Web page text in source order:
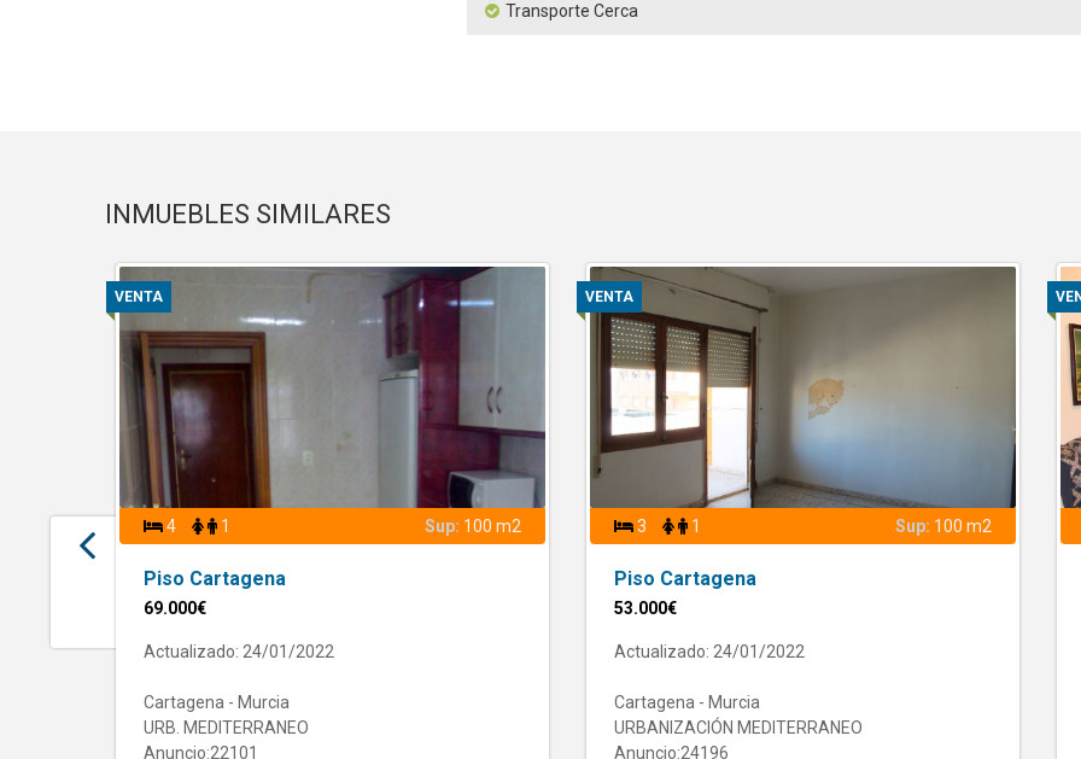
Transporte Cerca
INMUEBLES SIMILARES
VENTA
4 1 Sup: 100 m2
Piso Cartagena
69.000€
Actualizado: 24/01/2022
Cartagena - Murcia
URB. MEDITERRANEO
Anuncio:22101
VENTA
3 1 Sup: 100 m2
Piso Cartagena
53.000€
Actualizado: 24/01/2022
Cartagena - Murcia
URBANIZACIÓN MEDITERRANEO
Anuncio:24196